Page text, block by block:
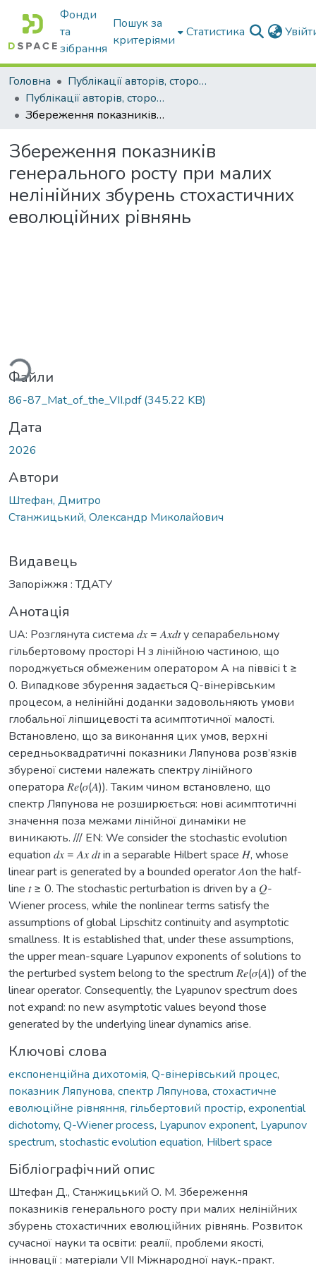
Фонди
та
зібрання
Пошук за
критеріями
Статистика
Головна
Публікації авторів, сторонніх університету
Публікації авторів, сторонніх університету
Збереження показників генерального росту при малих нелінійних збурень стохастичних еволюційних рівнянь
Збереження показників
генерального росту при малих
нелінійних збурень стохастичних
еволюційних рівнянь
Файли
86-87_Mat_of_the_VІІ.pdf(345.22 KB)
Дата
2026
Автори
Штефан, Дмитро
Станжицький, Олександр Миколайович
Видавець
Запоріжжя : ТДАТУ
Анотація
UA: Розглянута система 𝑑𝑥 = 𝐴𝑥𝑑𝑡 у сепарабельному
гільбертовому просторі H з лінійною частиною, що
породжується обмеженим оператором A на піввісі t ≥
0. Випадкове збурення задається Q-вінерівським
процесом, а нелінійні доданки задовольняють умови
глобальної ліпшицевості та асимптотичної малості.
Встановлено, що за виконання цих умов, верхні
середньоквадратичні показники Ляпунова розв’язків
збуреної системи належать спектру лінійного
оператора 𝑅𝑒(𝜎(𝐴)). Таким чином встановлено, що
спектр Ляпунова не розширюється: нові асимптотичні
значення поза межами лінійної динаміки не
виникають. /// EN: We consider the stochastic evolution
equation 𝑑𝑥 = 𝐴𝑥 𝑑𝑡 in a separable Hilbert space 𝐻, whose
linear part is generated by a bounded operator 𝐴on the half-
line 𝑡 ≥ 0. The stochastic perturbation is driven by a 𝑄-
Wiener process, while the nonlinear terms satisfy the
assumptions of global Lipschitz continuity and asymptotic
smallness. It is established that, under these assumptions,
the upper mean-square Lyapunov exponents of solutions to
the perturbed system belong to the spectrum 𝑅𝑒(𝜎(𝐴)) of the
linear operator. Consequently, the Lyapunov spectrum does
not expand: no new asymptotic values beyond those
generated by the underlying linear dynamics arise.
Ключові слова
експоненційна дихотомія, Q-вінерівський процес,
показник Ляпунова, спектр Ляпунова, стохастичне
еволюційне рівняння, гільбертовий простір, exponential
dichotomy, Q-Wiener process, Lyapunov exponent, Lyapunov
spectrum, stochastic evolution equation, Hilbert space
Бібліографічний опис
Штефан Д., Станжицький О. М. Збереження
показників генерального росту при малих нелінійних
збурень стохастичних еволюційних рівнянь. Розвиток
сучасної науки та освіти: реалії, проблеми якості,
інновації : матеріали VІІ Міжнародної наук.-практ.